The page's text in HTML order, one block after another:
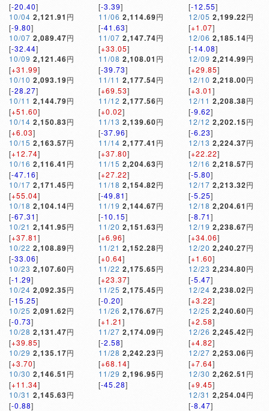
[-20.40]
10/04 2,121.91 円
[-9.80]
10/07 2,089.47円
[-32.44]
10/09 2,121.46円
[+31.99]
10/10 2,093.19円
[-28.27]
10/11 2,144.79円
[+51.60]
10/14 2,150.83円
[+6.03]
10/15 2,163.57円
[+12.74]
10/16 2,116.41 円
[-47.16]
10/17 2,171.45円
[+55.04]
10/18 2,104.14円
[-67.31]
10/21 2,141.95円
[+37.81]
10/22 2,108.89円
[-33.06]
10/23 2,107.60円
[-1.29]
10/24 2,092.35円
[-15.25]
10/25 2,091.62円
[-0.73]
10/28 2,131.47円
[+39.85]
10/29 2,135.17円
[+3.70]
10/30 2,146.51 円
[+11.34]
10/31 2,145.63円
[-0.88]
[-3.39]
11/06 2,114.69円
[-41.63]
11/07 2,147.74円
[+33.05]
11/08 2,108.01 円
[-39.73]
11/11 2,177.54円
[+69.53]
11/12 2,177.56円
[+0.02]
11/13 2,139.60円
[-37.96]
11/14 2,177.41 円
[+37.80]
11/15 2,204.63円
[+27.22]
11/18 2,154.82円
[-49.81]
11/19 2,144.67円
[-10.15]
11/20 2,151.63円
[+6.96]
11/21 2,152.28円
[+0.64]
11/22 2,175.65円
[+23.37]
11/25 2,175.45円
[-0.20]
11/26 2,176.67円
[+1.21]
11/27 2,174.09円
[-2.58]
11/28 2,242.23円
[+68.14]
11/29 2,196.95円
[-45.28]
[-12.55]
12/05 2,199.22円
[+1.07]
12/06 2,185.14円
[-14.08]
12/09 2,214.99円
[+29.85]
12/10 2,218.00円
[+3.01]
12/11 2,208.38円
[-9.62]
12/12 2,202.15円
[-6.23]
12/13 2,224.37円
[+22.22]
12/16 2,218.57円
[-5.80]
12/17 2,213.32円
[-5.25]
12/18 2,204.61 円
[-8.71]
12/19 2,238.67円
[+34.06]
12/20 2,240.27円
[+1.60]
12/23 2,234.80円
[-5.47]
12/24 2,238.02円
[+3.22]
12/25 2,240.60円
[+2.58]
12/26 2,245.42円
[+4.82]
12/27 2,253.06円
[+7.64]
12/30 2,262.51 円
[+9.45]
12/31 2,254.04円
[-8.47]